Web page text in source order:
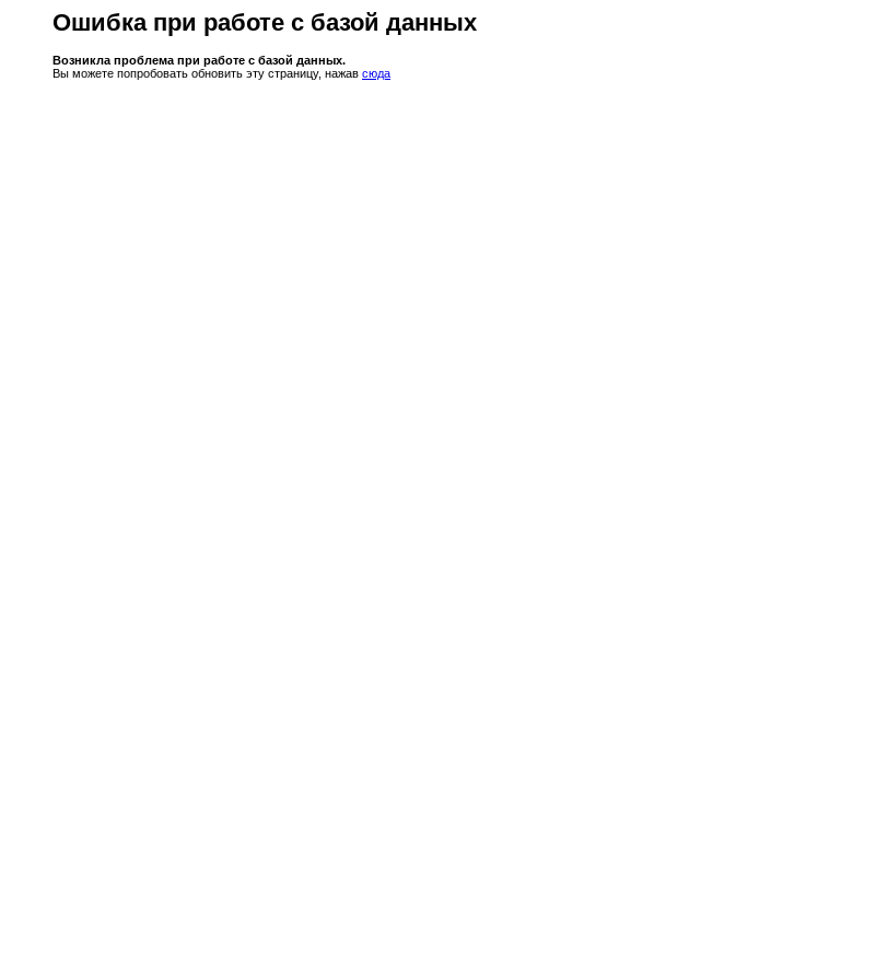
Ошибка при работе с базой данных
Возникла проблема при работе с базой данных.
Вы можете попробовать обновить эту страницу, нажав сюда